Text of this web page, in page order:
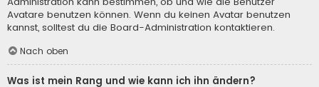
Avatare benutzen können. Wenn du keinen Avatar benutzen
kannst, solltest du die Board-Administration kontaktieren.
Nach oben
Was ist mein Rang und wie kann ich ihn ändern?